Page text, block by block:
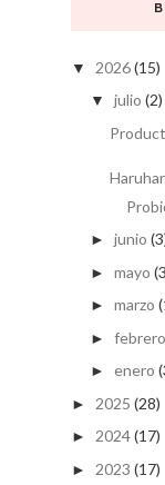
▼ 2026(15)
▼ julio (2)
► junio
► mayo
► marzo
► febrero
► enero
► 2025 (28)
► 2024(17)
► 2023 (17)